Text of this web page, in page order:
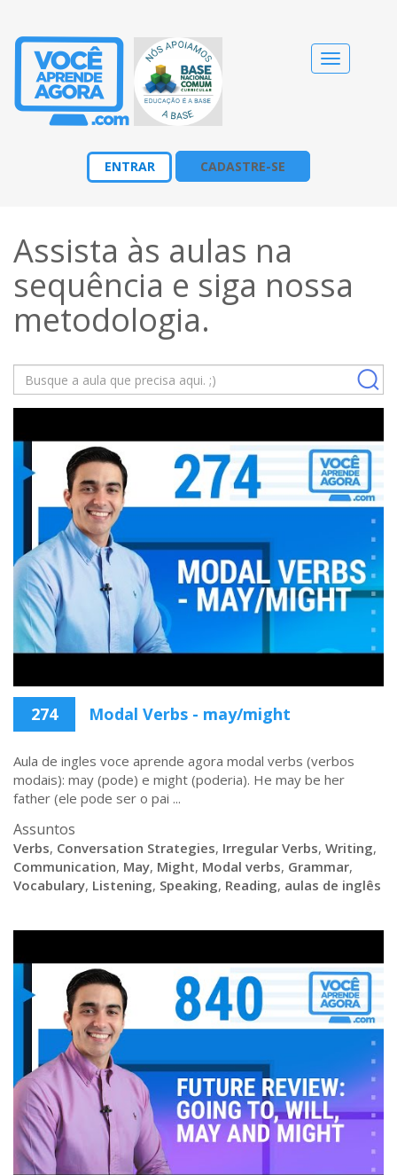
Alternar
navegação
ENTRAR CADASTRE-SE
Assista às aulas na
sequência e siga nossa
metodologia.
274 Modal Verbs - may/might
Aula de ingles voce aprende agora modal verbs (verbos
modais): may (pode) e might (poderia). He may be her
father (ele pode ser o pai ...
Assuntos
Verbs, Conversation Strategies, Irregular Verbs, Writing,
Communication, May, Might, Modal verbs, Grammar,
Vocabulary, Listening, Speaking, Reading, aulas de inglês